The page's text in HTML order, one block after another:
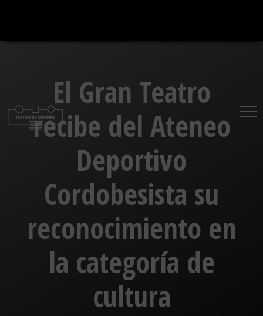
contenido
El Gran Teatro
recibe del Ateneo
Deportivo
Cordobesista su
reconocimiento en
la categoría de
cultura